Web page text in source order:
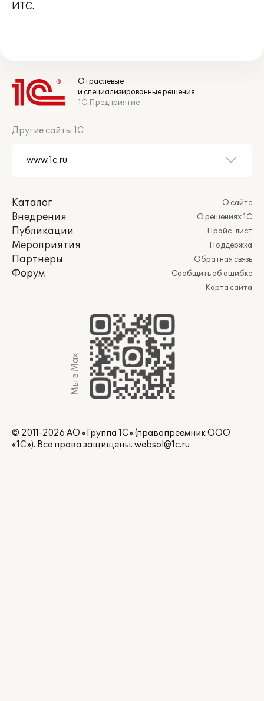
ИТС.
Отраслевые
и специализированные решения
1С:Предприятие
Другие сайты 1С
Каталог
Внедрения
Публикации
Мероприятия
Партнеры
Форум
О сайте
О решениях 1С
Прайс-лист
Поддержка
Обратная связь
Сообщить об ошибке
Карта сайта
Мы в Max
© 2011-2026 АО «Группа 1С» (правопреемник ООО
«1С»). Все права защищены. websol@1c.ru